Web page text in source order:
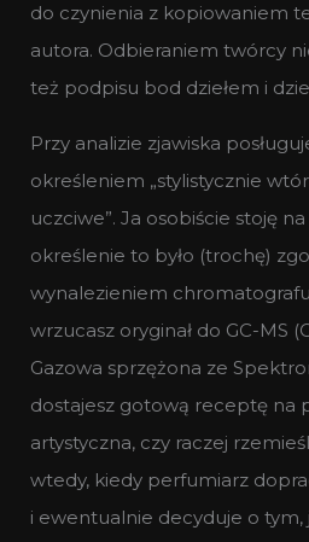
do czynienia z kopiowaniem
autora. Odbieraniem twórcy
też podpisu bod dziełem i
Przy analizie zjawiska
określeniem „stylistycznie
uczciwe”. Ja osobiście stoję
określenie to było (trochę)
wynalezieniem
wrzucasz oryginał do GC-MS
Gazowa sprzężona ze
dostajesz gotową receptę na
artystyczna, czy raczej
wtedy, kiedy perfumiarz
i ewentualnie decyduje o tym,